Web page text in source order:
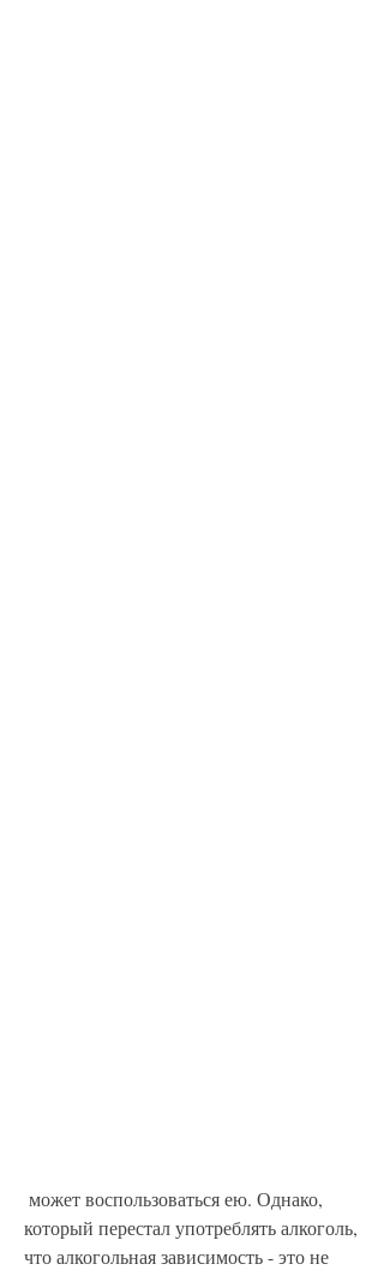
который перестал употреблять алкоголь,
что алкогольная зависимость - это не